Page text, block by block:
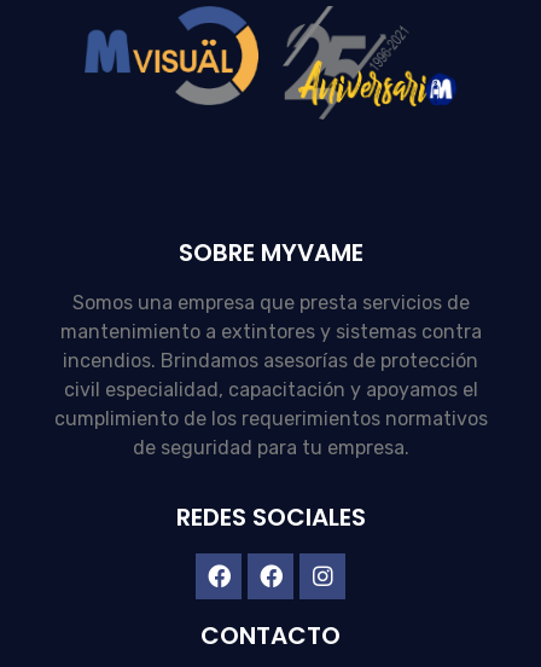
SOBRE MYVAME
Somos una empresa que presta servicios de
mantenimiento a extintores y sistemas contra
incendios. Brindamos asesorías de protección
civil especialidad, capacitación y apoyamos el
cumplimiento de los requerimientos normativos
de seguridad para tu empresa.
REDES SOCIALES
CONTACTO